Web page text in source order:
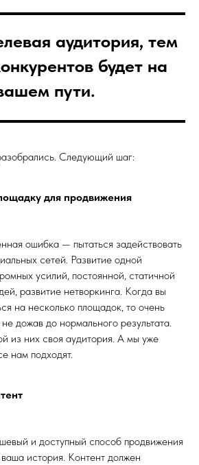
аудитория, тем
будет на
пути.
Следующий шаг:
для продвижения
ошибка — пытаться задействовать
сетей. Развитие одной
усилий, постоянной, статичной
развитие нетворкинга. Когда вы
на несколько площадок, то очень
дожав до нормального результата.
из них своя аудитория. А мы уже
нам подходят.
и доступный способ продвижения
история. Контент должен